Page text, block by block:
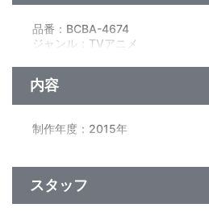
映像特典
●配信ミニ特番 『チーフリサーチ
（出演：金元寿子<マリア役>・
音声特典
●オーディオコメンタリー <第七話
他、仕様
●特製描き下ろしジャケット
品番：BCBA-4674
ジャンル：TVアニメ
内容
制作年度：2015年
今度ばかりは戦いを止めないで
ランド軍と、彼らを一気にたた
スタッフ